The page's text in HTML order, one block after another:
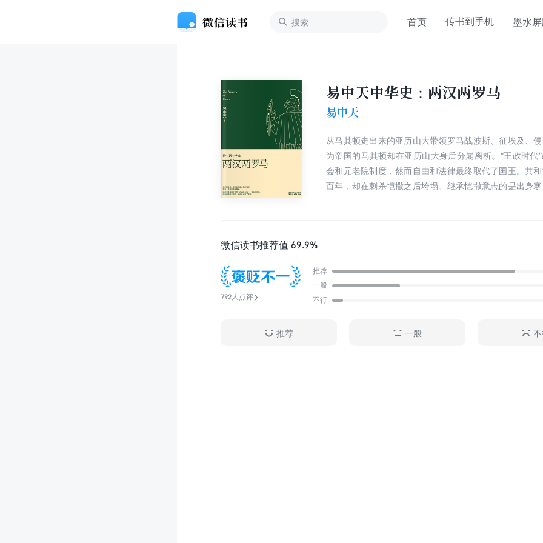
首页 传书到手机 墨水
易中天中华史：两汉两罗马
易中天
从马其顿走出来的亚历山大带领罗马战波斯、征埃及、
为帝国的马其顿却在亚历山大身后分崩离析。“王政时代
会和元老院制度，然而自由和法律最终取代了国王。共
百年，却在刺杀恺撒之后垮塌。继承恺撒意志的是出身
微信读书推荐值 69.9%
792人点评
推荐
一般
不行
推荐 一般